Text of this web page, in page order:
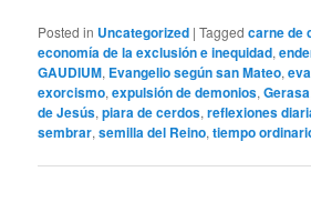
Posted in Uncategorized |Tagged carne de
economía de la exclusión e inequidad,
GAUDIUM, Evangelio según san Mateo,
exorcismo,expulsión de demonios,Gerasa
de Jesús,piara de cerdos,reflexiones
sembrar,semilla del Reino,tiempo